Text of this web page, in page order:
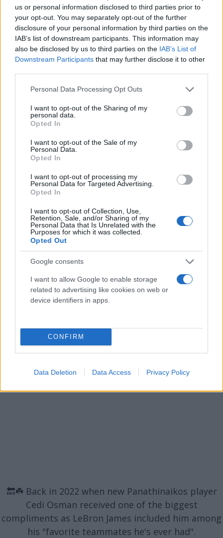
us or personal information disclosed to third parties prior to
your opt-out. You may separately opt-out of the further
disclosure of your personal information by third parties on the
IAB’s list of downstream participants. This information may
also be disclosed by us to third parties on the IAB’s List of
Downstream Participants that may further disclose it to other
Please note that this website/app uses one or more Google
not limited to your visit or usage behaviour. You may click to
grant or deny consent to Google and its third-party tags to
use your data for below specified purposes in below Google
consent section.
Personal Data Processing Opt Outs
I want to opt-out of the Sharing of my
personal data.
Opted In
I want to opt-out of the Sale of my
Personal Data.
Opted In
I want to opt-out of processing my
Personal Data for Targeted Advertising.
Opted In
I want to opt-out of Collection, Use,
Retention, Sale, and/or Sharing of my
Personal Data that Is Unrelated with the
Purposes for which it was collected.
Opted Out
Google consents
I want to allow Google to enable storage
related to advertising like cookies on web or
device identifiers in apps.
CONFIRM
Data Deletion Data Access Privacy Policy
τους αγαπημένους του συμπαίκτες.
Τον χαρακτήρισε ως «σφουγγάρι», θέλοντας να
εξηγήσει πως απορροφούσε νέα πράγματα για το
παιχνίδι του, εξελίσσοντάς το. Αποκάλυψε πως
οποίος ήταν πάντα τυπικός. Αναφέρθηκε στον
Τούρκο λέγοντάς πως είναι δουλευταράς και η
συμπεριφορά του μπορεί να χαρακτηριστεί
καθημερινή βάση.
🔙☘️ Back in 2022 when new Panathinaikos player
Cedi Osman received one of the biggest
compliments as LeBron James included him among
his "favorite teammates he's ever had".